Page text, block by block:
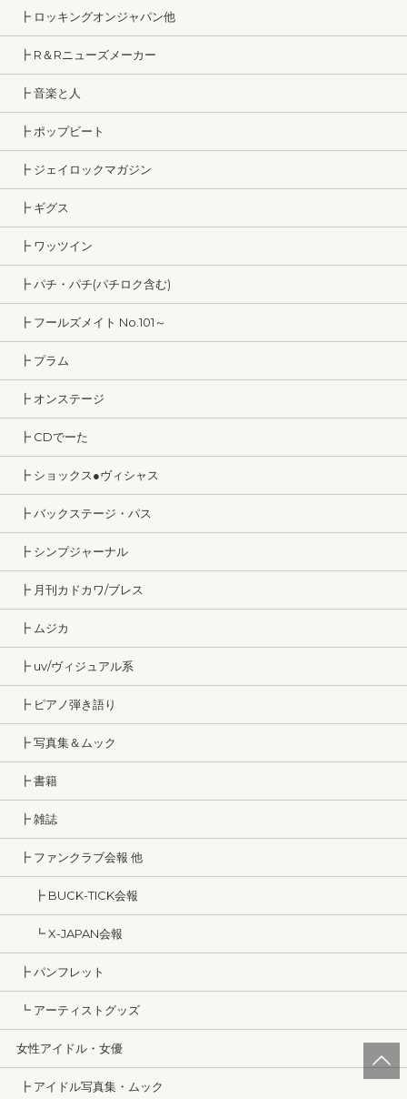
┣ ロッキングオンジャパン他
┣ R＆Rニューズメーカー
┣ 音楽と人
┣ ポップビート
┣ ジェイロックマガジン
┣ ギグス
┣ ワッツイン
┣ パチ・パチ(パチロク含む)
┣ フールズメイト No.101～
┣ プラム
┣ オンステージ
┣ CDでーた
┣ ショックス●ヴィシャス
┣ バックステージ・パス
┣ シンプジャーナル
┣ 月刊カドカワ/ブレス
┣ ムジカ
┣ uv/ヴィジュアル系
┣ ピアノ弾き語り
┣ 写真集＆ムック
┣ 書籍
┣ 雑誌
┣ ファンクラブ会報 他
┣ BUCK-TICK会報
┗ X-JAPAN会報
┣ パンフレット
┗ アーティストグッズ
女性アイドル・女優
┣ アイドル写真集・ムック